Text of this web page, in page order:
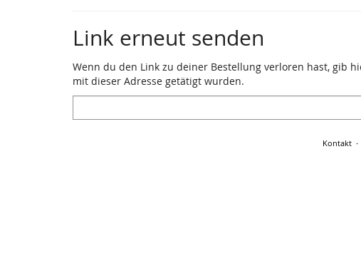
Link erneut senden
Wenn du den Link zu deiner Bestellung verloren hast, gib
mit dieser Adresse getätigt wurden.
Mail
Kontakt